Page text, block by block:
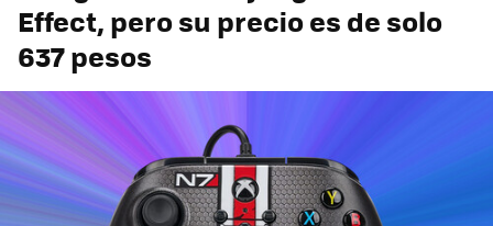
Effect, pero su precio es de solo
637 pesos